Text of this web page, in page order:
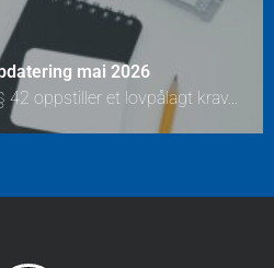
mai 2026
42 oppstiller et lovpålagt krav...